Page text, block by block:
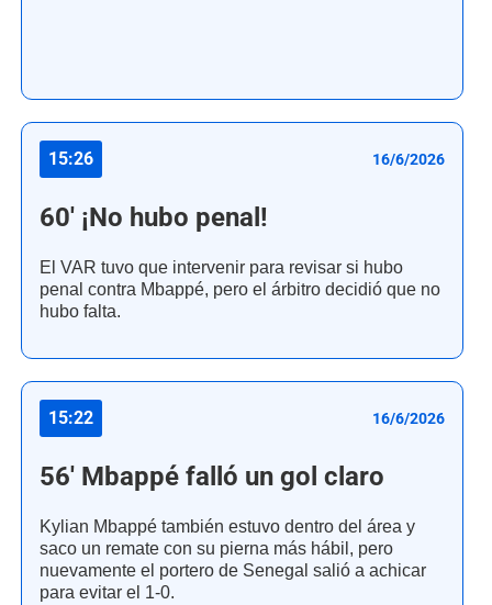
15:26 16/6/2026
60' ¡No hubo penal!
El VAR tuvo que intervenir para revisar si hubo
penal contra Mbappé, pero el árbitro decidió que no
hubo falta.
15:22 16/6/2026
56' Mbappé falló un gol claro
Kylian Mbappé también estuvo dentro del área y
saco un remate con su pierna más hábil, pero
nuevamente el portero de Senegal salió a achicar
para evitar el 1-0.